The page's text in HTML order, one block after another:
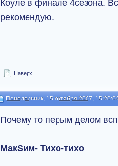
Коуле в финале 4сезона.
рекомендую.
Наверх
Понедельник, 15 октября 2007,
Почему то перым делом
МакSим- Тихо-тихо